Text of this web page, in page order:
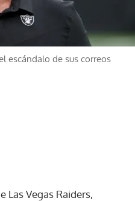
escándalo de sus correos
Las Vegas Raiders,